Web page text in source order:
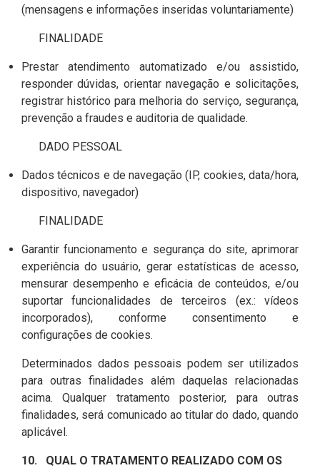
(mensagens e informações inseridas voluntariamente)
FINALIDADE
Prestar atendimento automatizado e/ou assistido,
responder dúvidas, orientar navegação e solicitações,
registrar histórico para melhoria do serviço, segurança,
prevenção a fraudes e auditoria de qualidade.
DADO PESSOAL
Dados técnicos e de navegação (IP, cookies, data/hora,
dispositivo, navegador)
FINALIDADE
Garantir funcionamento e segurança do site, aprimorar
experiência do usuário, gerar estatísticas de acesso,
mensurar desempenho e eficácia de conteúdos, e/ou
suportar funcionalidades de terceiros (ex.: vídeos
incorporados), conforme consentimento e
configurações de cookies.
Determinados dados pessoais podem ser utilizados
para outras finalidades além daquelas relacionadas
acima. Qualquer tratamento posterior, para outras
finalidades, será comunicado ao titular do dado, quando
aplicável.
10. QUAL O TRATAMENTO REALIZADO COM OS